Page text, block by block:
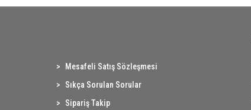
Mesafeli Satış Sözleşmesi
Sıkça Sorulan Sorular
Sipariş Takip